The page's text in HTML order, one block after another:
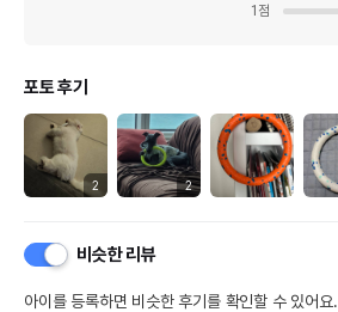
1 점
포토 후기
2 2
비슷한 리뷰
아이를 등록하면 비슷한 후기를 확인할 수 있어요.